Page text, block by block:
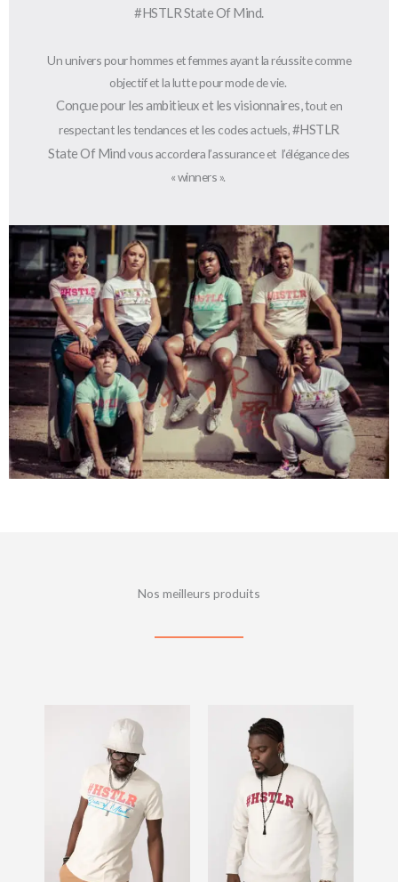
#HSTLR State Of Mind.
Un univers pour hommes et femmes ayant la réussite comme
objectif et la lutte pour mode de vie.
Conçue pour les ambitieux et les visionnaires, tout en
respectant les tendances et les codes actuels,#HSTLR
State Of Mindvous accordera l’assurance et l’élégance des
« winners ».
Nos meilleurs produits